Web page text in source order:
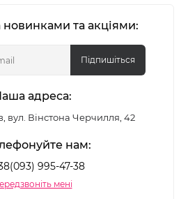
новинками та акціями:
Підпишіться
адреса:
вул. Вінстона Черчилля, 42
нам:
995-47-38
мені